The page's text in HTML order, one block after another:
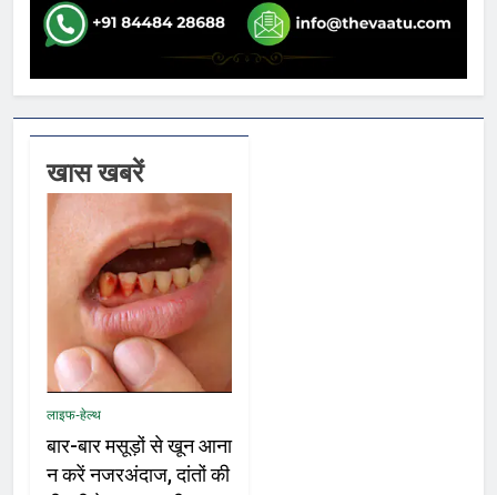
खास खबरें
लाइफ-हेल्थ
बार-बार मसूड़ों से खून आना
न करें नजरअंदाज, दांतों की